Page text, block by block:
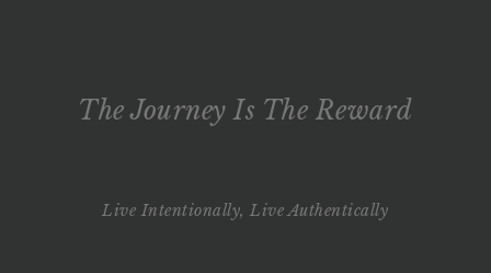
The Journey Is The Reward
Live Intentionally, Live Authentically